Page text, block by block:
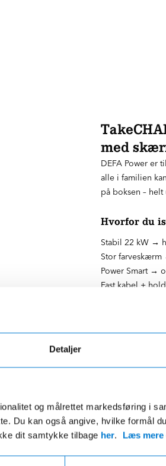
Detaljer
og målrettet markedsføring i
Du kan også angive, hvilke formål
dit samtykke tilbage her. Læs mere
med
DEFA Power er
alle i familien
på boksen –
Hvorfor du
Stabil 22 kW →
Stor
Power Smart →
Fast kabel +
Robust